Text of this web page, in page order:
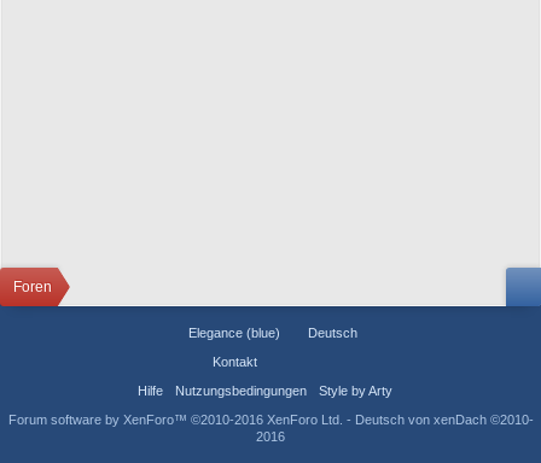
Foren
Elegance (blue)
Deutsch
Kontakt
Hilfe
Nutzungsbedingungen
Style by Arty
Forum software by XenForo™ ©2010-2016 XenForo Ltd. - Deutsch von xenDach ©2010-
2016